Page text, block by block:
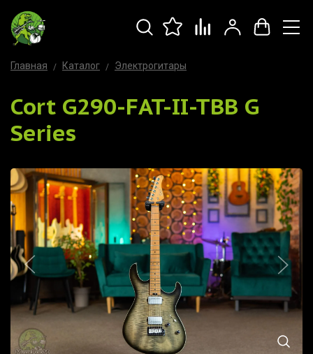
Главная Каталог Электрогитары
Cort G290-FAT-II-TBB G
Series